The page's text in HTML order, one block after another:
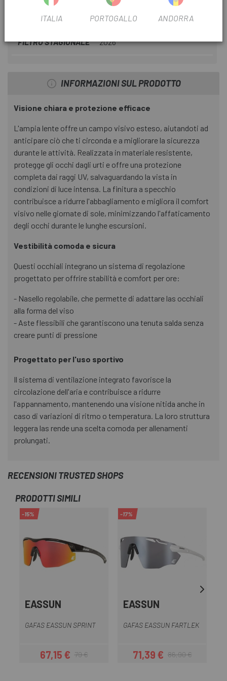
SCHEDA PRODOTTO
FILTRO STAGIONALE 2026
INFORMAZIONI SUL PRODOTTO
Visione chiara e protezione efficace
L'ampia lente offre un campo visivo esteso, aiutandoti ad
anticipare ciò che ti circonda e a migliorare la sicurezza
durante le attività. Realizzata in materiale resistente,
protegge gli occhi dagli urti e offre una protezione
completa dai raggi UV, salvaguardando la vista in
condizioni di luce intensa. La finitura a specchio
contribuisce a ridurre l'abbagliamento e migliora il comfort
visivo nelle giornate di sole, minimizzando l'affaticamento
degli occhi durante le lunghe escursioni.
Vestibilità comoda e sicura
Questi occhiali integrano un sistema di regolazione
progettato per offrire stabilità e comfort per ore:
- Nasello regolabile, che permette di adattare las occhiali
alla forma del viso
- Aste flessibili che garantiscono una tenuta salda senza
creare punti di pressione
Progettato per l'uso sportivo
Il sistema di ventilazione integrato favorisce la
circolazione dell'aria e contribuisce a ridurre
l'appannamento, mantenendo una visione nitida anche in
caso di variazioni di ritmo o temperatura. La loro struttura
leggera las rende una scelta comoda per allenamenti
prolungati.
RECENSIONI TRUSTED SHOPS
PRODOTTI SIMILI
-15%
EASSUN
GAFAS EASSUN SPRINT
Prezzo
67,15 €Prezzo base
79 €
-17%
EASSUN
GAFAS EASSUN FARTLEK
Prezzo
71,39 €Prezzo base
86,90 €
ITALIA PORTOGALLO ANDORRA